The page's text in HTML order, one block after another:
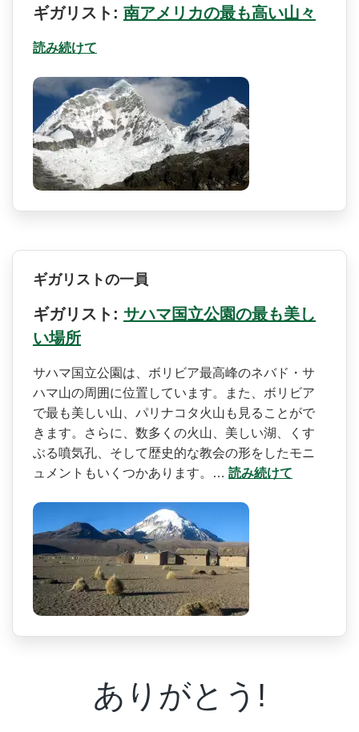
ギガリスト: 南アメリカの最も高い山々
読み続けて
ギガリストの一員
ギガリスト: サハマ国立公園の最も美し
い場所
サハマ国立公園は、ボリビア­最高峰のネバド・サ
ハマ山の周囲に位置しています。­また、ボリビア
で最も美しい山、パリナコタ火山も見­ることがで
きます。さらに、数多くの火山、美しい湖­、くす
ぶる噴気孔、そして歴史的な教会の形をしたモ­ニ
ュメントもいくつかあります。… 読み続けて
ありがとう!